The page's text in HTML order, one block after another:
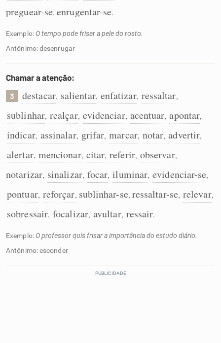
preguear-se,enrugentar-se.
Exemplo: O tempo pode frisar a pele do rosto.
Antônimo: desenrugar
Chamar a atenção:
3 destacar, salientar, enfatizar, ressaltar,
sublinhar, realçar, evidenciar, acentuar, apontar,
indicar, assinalar, grifar, marcar, notar, advertir,
alertar, mencionar, citar, referir, observar,
notarizar, sinalizar, focar, iluminar, evidenciar-se,
pontuar, reforçar, sublinhar-se, ressaltar-se, relevar,
sobressair, focalizar, avultar, ressair.
Exemplo: O professor quis frisar a importância do estudo diário.
Antônimo: esconder